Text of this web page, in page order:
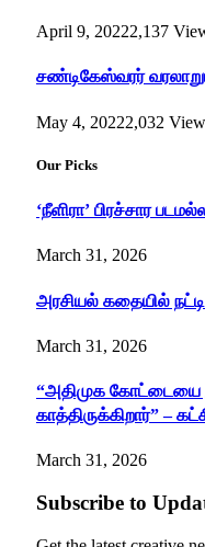
April 9, 20222,137
சண்டிகேஸ்வரர்
May 4, 20222,032
Our Picks
‘நீளிரா’ பிரச்சார
March 31, 2026
அரசியல் கதையில்
March 31, 2026
“அதிமுக கோட்டையை
காத்திருக்கிறார்” –
March 31, 2026
Subscribe to